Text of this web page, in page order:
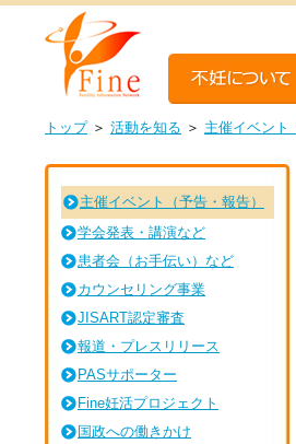
トップ＞ 活動を知る ＞ 主催イベント
主催イベント（予告・報告）
学会発表・講演など
患者会（お手伝い）など
カウンセリング事業
JISART認定審査
報道・プレスリリース
PASサポーター
Fine妊活プロジェクト
国政への働きかけ